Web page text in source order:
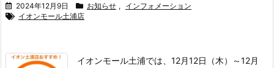
2024年12月9日 お知らせ ,
インフォメーション
イオンモール土浦店
イオンモール土浦では、12月12日（木）～12月